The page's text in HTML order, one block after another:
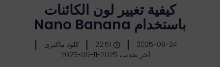
كيفية تغيير لون الكائنات
باستخدام Nano Banana
2025-09-24
22:51
كلود ماكنزي
آخر تحديث 2025-11-06-2025